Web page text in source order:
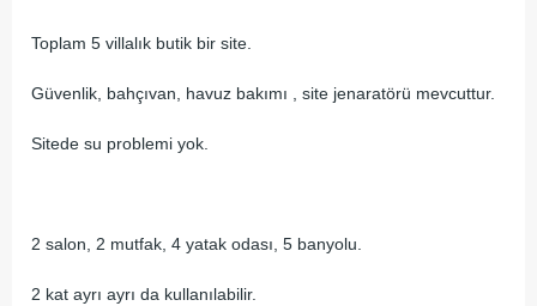
Toplam 5 villalık butik bir site.
Güvenlik, bahçıvan, havuz bakımı , site jenaratörü mevcuttur.
Sitede su problemi yok.
2 salon, 2 mutfak, 4 yatak odası, 5 banyolu.
2 kat ayrı ayrı da kullanılabilir.